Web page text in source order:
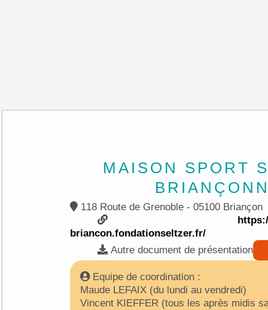
MAISON SPORT
118 Route de Grenoble - 05100 Briançon
briancon.fondationseltzer.fr/
Autre document de présentation
Equipe de coordination :
Maude LEFAIX (du lundi au vendredi)
Vincent KIEFFER (tous les après midis